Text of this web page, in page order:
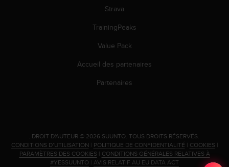
Strava
TrainingPeaks
Value Pack
Accueil des partenaires
Partenaires
. DROIT D'AUTEUR © 2026 SUUNTO. TOUS DROITS RÉSERVÉS.
CONDITIONS D’UTILISATION| POLITIQUE DE CONFIDENTIALITÉ | COOKIES |
PARAMÈTRES DES COOKIES | CONDITIONS GÉNÉRALES RELATIVES À
#YESSUUNTO | AVIS RELATIF AU EU DATA ACT